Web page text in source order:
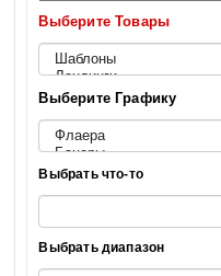
Выберите Товары
Выберите Графику
Выбрать что-то
Выбрать диапазон